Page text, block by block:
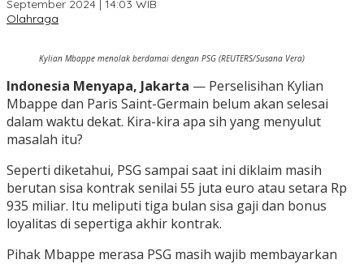
September 2024 | 14:03 WIB
Olahraga
Kylian Mbappe menolak berdamai dengan PSG (REUTERS/Susana Vera)
Indonesia Menyapa, Jakarta — Perselisihan Kylian
Mbappe dan Paris Saint-Germain belum akan selesai
dalam waktu dekat. Kira-kira apa sih yang menyulut
masalah itu?
Seperti diketahui, PSG sampai saat ini diklaim masih
berutan sisa kontrak senilai 55 juta euro atau setara Rp
935 miliar. Itu meliputi tiga bulan sisa gaji dan bonus
loyalitas di sepertiga akhir kontrak.
Pihak Mbappe merasa PSG masih wajib membayarkan